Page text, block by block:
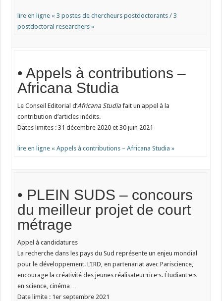
lire en ligne « 3 postes de chercheurs postdoctorants / 3
postdoctoral researchers »
• Appels à contributions –
Africana Studia
Le Conseil Editorial d’Africana Studiafait un appel à la
contribution d’articles inédits.
Dates limites : 31 décembre 2020 et 30 juin 2021
lire en ligne « Appels à contributions – Africana Studia »
• PLEIN SUDS – concours
du meilleur projet de court
métrage
Appel à candidatures
La recherche dans les pays du Sud représente un enjeu mondial
pour le développement. L’IRD, en partenariat avec Pariscience,
encourage la créativité des jeunes réalisateur·rice·s. Étudiant·e·s
en science, cinéma…
Date limite : 1er septembre 2021